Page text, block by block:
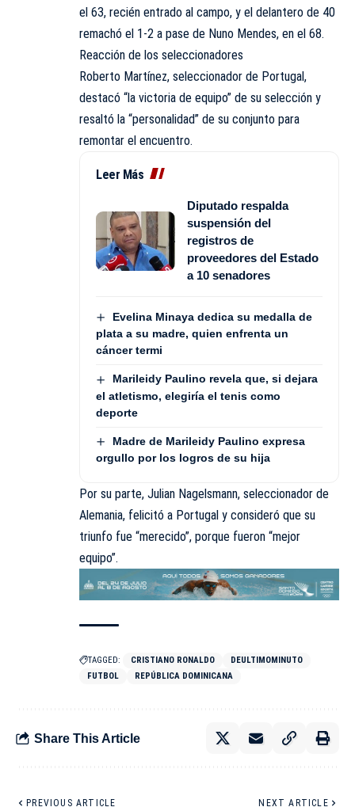
el 63, recién entrado al campo, y el delantero de 40
remachó el 1-2 a pase de Nuno Mendes, en el 68.
Reacción de los seleccionadores
Roberto Martínez, seleccionador de Portugal,
destacó “la victoria de equipo” de su selección y
resaltó la “personalidad” de su conjunto para
remontar el encuentro.
Leer Más
Diputado respalda
suspensión del
registros de
proveedores del Estado
a 10 senadores
Evelina Minaya dedica su medalla de
plata a su madre, quien enfrenta un
cáncer termi
Marileidy Paulino revela que, si dejara
el atletismo, elegiría el tenis como
deporte
Madre de Marileidy Paulino expresa
orgullo por los logros de su hija
Por su parte, Julian Nagelsmann, seleccionador de
Alemania, felicitó a Portugal y consideró que su
triunfo fue “merecido”, porque fueron “mejor
equipo”.
TAGGED: CRISTIANO RONALDO
DEULTIMOMINUTO
FUTBOL
REPÚBLICA DOMINICANA
Share This Article
PREVIOUS ARTICLE NEXT ARTICLE